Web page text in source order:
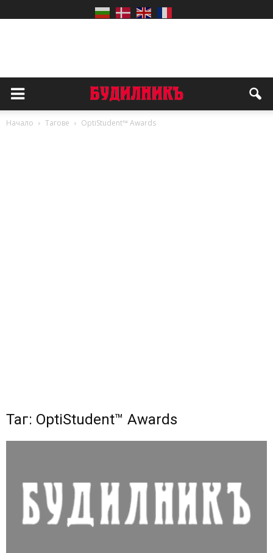
Начало Тагове OptiStudent™ Awards
Таг: OptiStudent™ Awards